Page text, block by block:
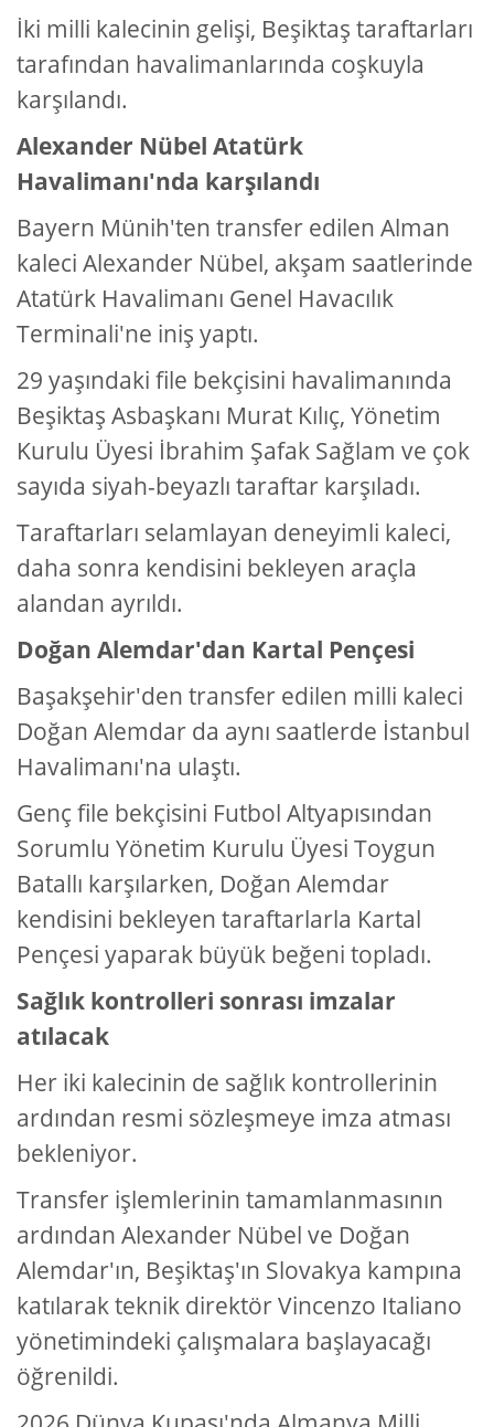
İki milli kalecinin gelişi, Beşiktaş taraftarları
tarafından havalimanlarında coşkuyla
karşılandı.
Alexander Nübel Atatürk
Havalimanı'nda karşılandı
Bayern Münih'ten transfer edilen Alman
kaleci Alexander Nübel, akşam saatlerinde
Atatürk Havalimanı Genel Havacılık
Terminali'ne iniş yaptı.
29 yaşındaki file bekçisini havalimanında
Beşiktaş Asbaşkanı Murat Kılıç, Yönetim
Kurulu Üyesi İbrahim Şafak Sağlam ve çok
sayıda siyah-beyazlı taraftar karşıladı.
Taraftarları selamlayan deneyimli kaleci,
daha sonra kendisini bekleyen araçla
alandan ayrıldı.
Doğan Alemdar'dan Kartal Pençesi
Başakşehir'den transfer edilen milli kaleci
Doğan Alemdar da aynı saatlerde İstanbul
Havalimanı'na ulaştı.
Genç file bekçisini Futbol Altyapısından
Sorumlu Yönetim Kurulu Üyesi Toygun
Batallı karşılarken, Doğan Alemdar
kendisini bekleyen taraftarlarla Kartal
Pençesi yaparak büyük beğeni topladı.
Sağlık kontrolleri sonrası imzalar
atılacak
Her iki kalecinin de sağlık kontrollerinin
ardından resmi sözleşmeye imza atması
bekleniyor.
Transfer işlemlerinin tamamlanmasının
ardından Alexander Nübel ve Doğan
Alemdar'ın, Beşiktaş'ın Slovakya kampına
katılarak teknik direktör Vincenzo Italiano
yönetimindeki çalışmalara başlayacağı
öğrenildi.